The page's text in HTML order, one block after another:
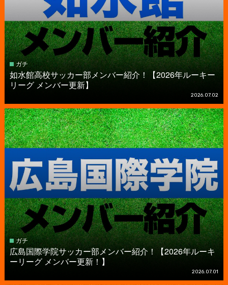
ガチ
如水館高校サッカー部メンバー紹介！【2026年ルーキー
リーグ メンバー更新】
2026.07.02
ガチ
広島国際学院サッカー部メンバー紹介！【2026年ルーキ
ーリーグ メンバー更新！】
2026.07.01